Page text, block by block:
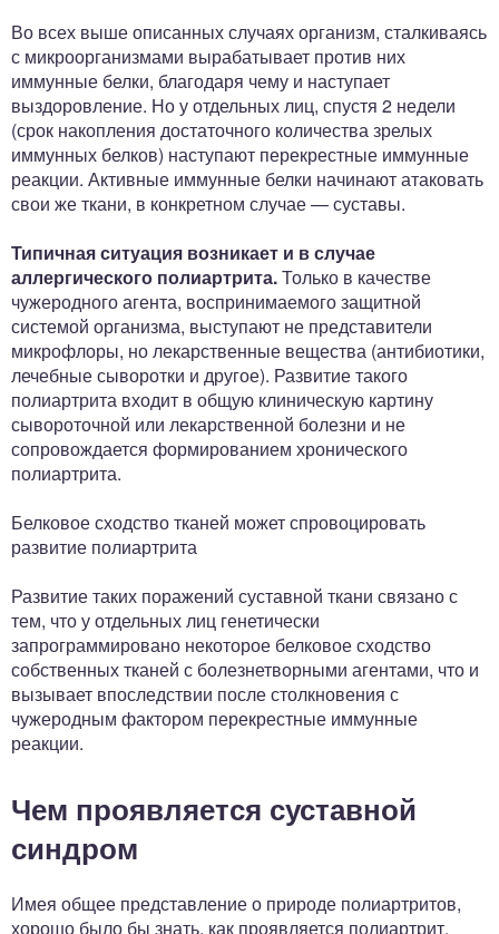
Во всех выше описанных случаях организм, сталкиваясь
с микроорганизмами вырабатывает против них
иммунные белки, благодаря чему и наступает
выздоровление. Но у отдельных лиц, спустя 2 недели
(срок накопления достаточного количества зрелых
иммунных белков) наступают перекрестные иммунные
реакции. Активные иммунные белки начинают атаковать
свои же ткани, в конкретном случае — суставы.
Типичная ситуация возникает и в случае
аллергического полиартрита.Только в качестве
чужеродного агента, воспринимаемого защитной
системой организма, выступают не представители
микрофлоры, но лекарственные вещества (антибиотики,
лечебные сыворотки и другое). Развитие такого
полиартрита входит в общую клиническую картину
сывороточной или лекарственной болезни и не
сопровождается формированием хронического
полиартрита.
Белковое сходство тканей может спровоцировать
развитие полиартрита
Развитие таких поражений суставной ткани связано с
тем, что у отдельных лиц генетически
запрограммировано некоторое белковое сходство
собственных тканей с болезнетворными агентами, что и
вызывает впоследствии после столкновения с
чужеродным фактором перекрестные иммунные
реакции.
Чем проявляется суставной
синдром
Имея общее представление о природе полиартритов,
хорошо было бы знать, как проявляется полиартрит.